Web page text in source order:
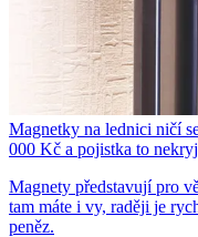
Magnetky na lednici ničí
000 Kč a pojistka to
Magnety představují pro
tam máte i vy, raději je
peněz.